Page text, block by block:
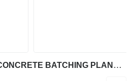
FABO SKIP SYSTEM CONCRETE BATCHING PLANT | 110m3/h